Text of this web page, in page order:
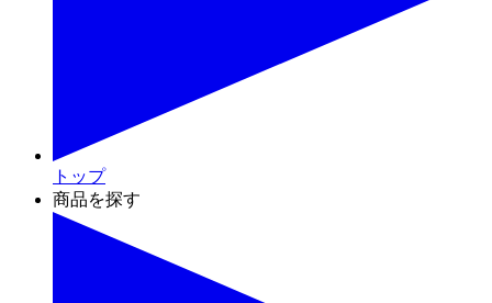
トップ
商品を探す